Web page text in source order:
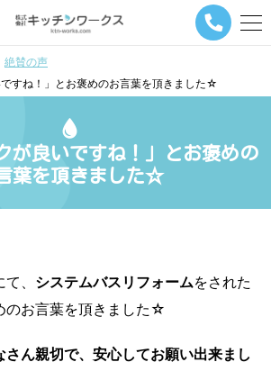
メ
ナ
ー
シ
ボ
絶賛の声
ですね！」とお褒めのお言葉を頂きました☆
が良いですね！」とお褒めの
葉を頂きました☆
、 システムバスリフォームをされた
のお言葉を頂きました☆
さん親切で、安心してお願い出来まし